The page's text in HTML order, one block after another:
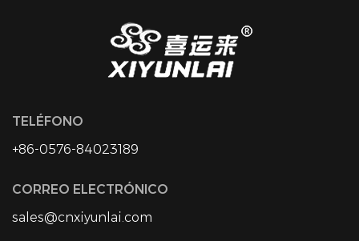
TELÉFONO
+86-0576-84023189
CORREO ELECTRÓNICO
sales@cnxiyunlai.com